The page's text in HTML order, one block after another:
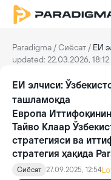
Paradigma /Сиёсат / ЕИ
updated: 22.03.2026, 18:12
ЕИ элчиси:
ташламоқда
Европа
Тайво Клаар
стратегияси ва
стратегия ҳақида
Сиёсат 27.09.2025, 12:54